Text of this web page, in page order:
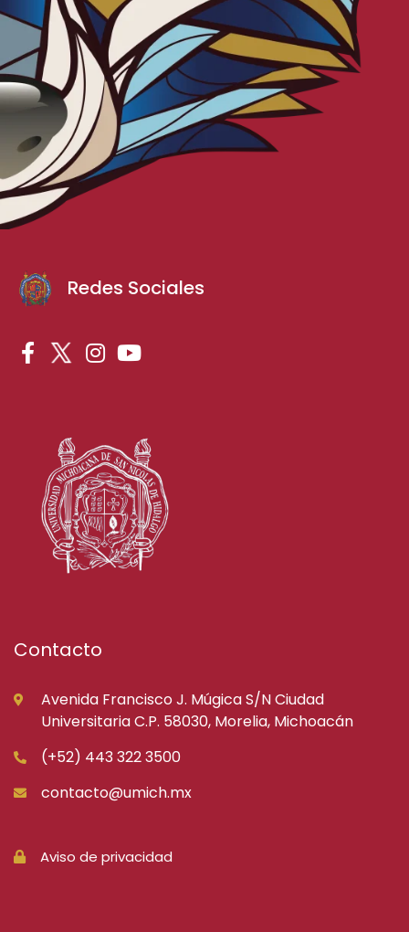
Redes Sociales
Contacto
Avenida Francisco J. Múgica S/N Ciudad
Universitaria C.P. 58030, Morelia, Michoacán
(+52) 443 322 3500
contacto@umich.mx
Aviso de privacidad